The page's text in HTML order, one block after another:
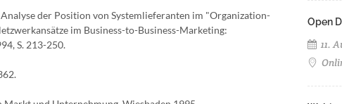
der Position von Systemlieferanten im "Organization-
im Business-to-Business-Marketing:
S. 213-250.
Open
11.